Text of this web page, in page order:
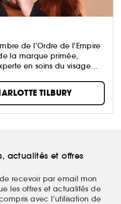
de l’Ordre de l’Empire
la marque primée,
en soins du visage
parfums innovants !
TILBURY
actualités et offres
recevoir par email mon
les offres et actualités de
avec l’utilisation de